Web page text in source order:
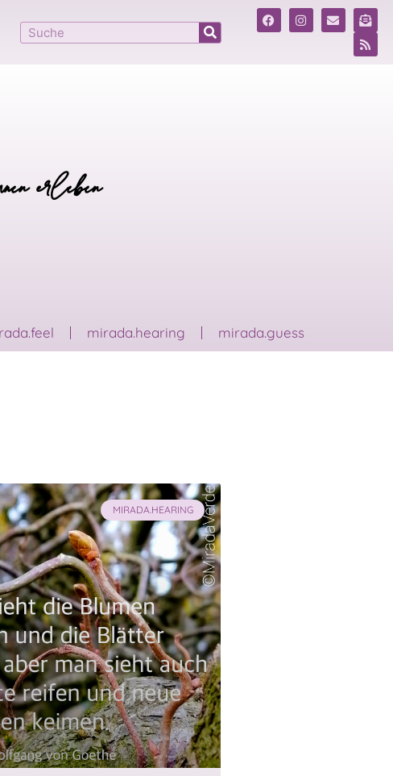
erleben
mirada.hearing mirada.guess
MIRADA.HEARING